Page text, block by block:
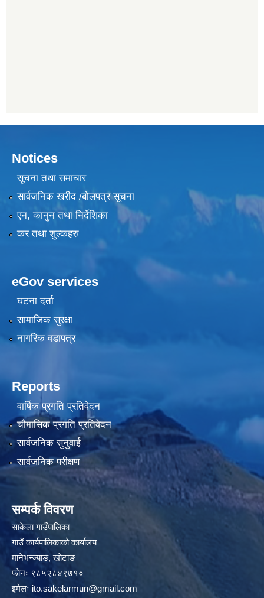
Notices
सूचना तथा समाचार
सार्वजनिक खरीद /बोलपत्र सूचना
एन, कानुन तथा निर्देशिका
कर तथा शुल्कहरु
eGov services
घटना दर्ता
सामाजिक सुरक्षा
नागरिक वडापत्र
Reports
वार्षिक प्रगति प्रतिवेदन
चौमासिक प्रगति प्रतिवेदन
सार्वजनिक सुनुवाई
सार्वजनिक परीक्षण
सम्पर्क विवरण
साकेला गाउँपालिका
गाउँ कार्यपालिकाको कार्यालय
मानेभन्ज्याङ, खाेटाङ
फाेनः ९८५२८४९७१०
इमेलः ito.sakelarmun@gmail.com